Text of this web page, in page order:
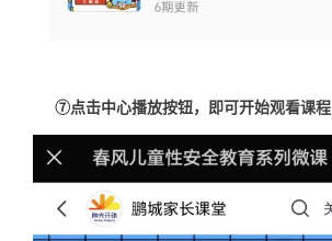
⑦点击中心播放按钮，即可开始观看课程